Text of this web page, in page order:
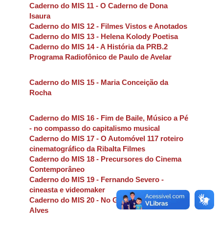
Caderno do MIS 11 - O Caderno de Dona
Isaura
Caderno do MIS 12 - Filmes Vistos e Anotados
Caderno do MIS 13 - Helena Kolody Poetisa
Caderno do MIS 14 - A História da PRB.2
Programa Radiofônico de Paulo de Avelar
Caderno do MIS 15 - Maria Conceição da
Rocha
Caderno do MIS 16 - Fim de Baile, Músico a Pé
- no compasso do capitalismo musical
Caderno do MIS 17 - O Automóvel 117 roteiro
cinematográfico da Ribalta Filmes
Caderno do MIS 18 - Precursores do Cinema
Contemporâneo
Caderno do MIS 19 - Fernando Severo -
cineasta e videomaker
Caderno do MIS 20 - No Giro da Manivela - Zito
Alves